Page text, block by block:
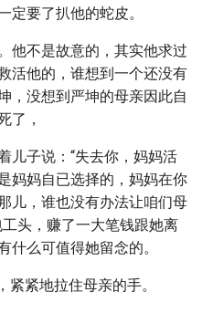
定要了扒他的蛇皮。
他不是故意的，其实他求过
活他的，谁想到一个还没有
，没想到严坤的母亲因此自
了，
儿子说：“失去你，妈妈活
妈妈自已选择的，妈妈在你
儿，谁也没有办法让咱们母
头，赚了一大笔钱跟她离
什么可值得她留念的。
紧紧地拉住母亲的手。